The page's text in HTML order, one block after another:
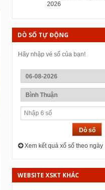
2026
DÒ SỐ TỰ ĐỘNG
Hãy nhập vé số của bạn!
Xem kết quả xổ số theo ngày
WEBSITE XSKT KHÁC